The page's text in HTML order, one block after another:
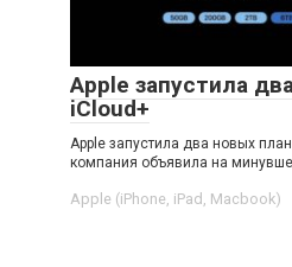
Apple запустила
iCloud+
Apple запустила два новых
компания объявила на
Apple (iPhone, iPad, Macbook)